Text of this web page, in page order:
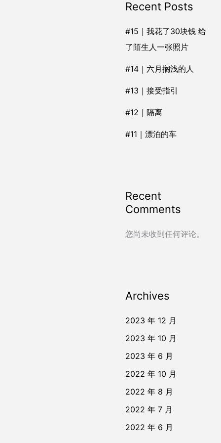
Recent Posts
#15｜我花了30块钱 给
了陌生人一张照片
#14｜六月搁浅的人
#13｜接受指引
#12｜隔离
#11｜漂泊的车
Recent
Comments
您尚未收到任何评论。
Archives
2023 年 12 月
2023 年 10 月
2023 年 6 月
2022 年 10 月
2022 年 8 月
2022 年 7 月
2022 年 6 月